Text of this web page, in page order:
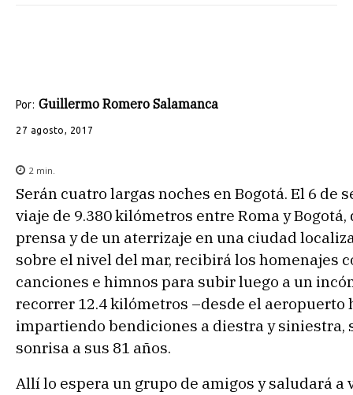
Por: Guillermo Romero Salamanca
27 agosto, 2017
2 min.
Serán cuatro largas noches en Bogotá. El 6 de
viaje de 9.380 kilómetros entre Roma y
prensa y de un aterrizaje en una ciudad
sobre el nivel del mar, recibirá los homenajes
canciones e himnos para subir luego a un
recorrer 12.4 kilómetros –desde el aeropuerto
impartiendo bendiciones a diestra y siniestra,
sonrisa a sus 81 años.
Allí lo espera un grupo de amigos y saludará a